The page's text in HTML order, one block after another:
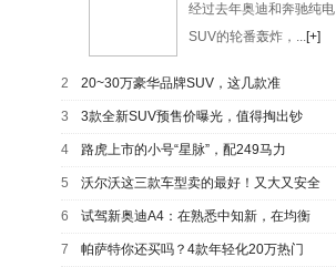
经过去年奥迪和奔驰纯电
SUV的轮番轰炸，...[+]
2 20~30万豪华品牌SUV，这几款准
3 3款全新SUV预售价曝光，值得掏出钞
4 路虎上市的小号“星脉”，配249马力
5 沃尔沃这三款车型卖的最好！又大又安全
6 试驾新奥迪A4：在熟悉中知新，在均衡
7 帕萨特你还买吗？4款年轻化20万热门